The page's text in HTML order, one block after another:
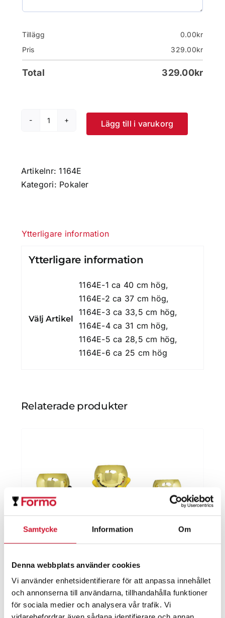
Samtycke Information Om
Denna webbplats använder cookies
Vi använder enhetsidentifierare för att anpassa innehållet
och annonserna till användarna, tillhandahålla funktioner
för sociala medier och analysera vår trafik. Vi
Tillägg 0.00kr
Pris
329.00kr
Total 329.00kr
Pokal
mängd
Lägg till i varukorg
Artikelnr:1164E
Kategori: Pokaler
Ytterligare information
Ytterligare information
Välj Artikel
1164E-1 ca 40 cm hög,
1164E-2 ca 37 cm hög,
1164E-3 ca 33,5 cm hög,
1164E-4 ca 31 cm hög,
1164E-5 ca 28,5 cm hög,
1164E-6 ca 25 cm hög
Relaterade produkter